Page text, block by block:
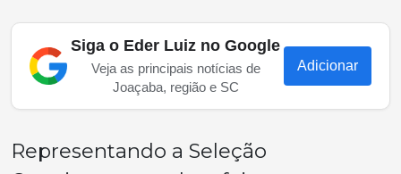
Siga o Eder Luiz no Google
Veja as principais notícias de
Joaçaba, região e SC
Adicionar
Representando a Seleção